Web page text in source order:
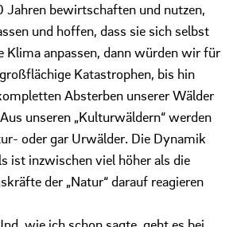
bewirtschaften und nutzen,
und hoffen, dass sie sich selbst
Klima anpassen, dann würden wir für
Katastrophen, bis hin
Absterben unserer Wälder
unseren „Kulturwäldern“ werden
oder gar Urwälder. Die Dynamik
ist inzwischen viel höher als die
der „Natur“ darauf reagieren